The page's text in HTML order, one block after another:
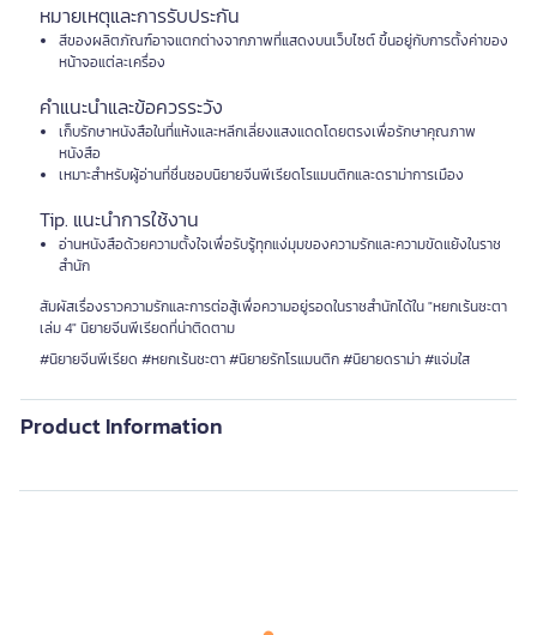
หมายเหตุและการรับประกัน
สีของผลิตภัณฑ์อาจแตกต่างจากภาพที่แสดงบนเว็บไซต์ ขึ้นอยู่กับการตั้งค่าของ
หน้าจอแต่ละเครื่อง
คำแนะนำและข้อควรระวัง
เก็บรักษาหนังสือในที่แห้งและหลีกเลี่ยงแสงแดดโดยตรงเพื่อรักษาคุณภาพ
หนังสือ
เหมาะสำหรับผู้อ่านที่ชื่นชอบนิยายจีนพีเรียดโรแมนติกและดราม่าการเมือง
Tip. แนะนำการใช้งาน
อ่านหนังสือด้วยความตั้งใจเพื่อรับรู้ทุกแง่มุมของความรักและความขัดแย้งในราช
สำนัก
สัมผัสเรื่องราวความรักและการต่อสู้เพื่อความอยู่รอดในราชสำนักได้ใน "หยกเร้นชะตา
เล่ม 4" นิยายจีนพีเรียดที่น่าติดตาม
#นิยายจีนพีเรียด #หยกเร้นชะตา #นิยายรักโรแมนติก #นิยายดราม่า #แจ่มใส
Product Information